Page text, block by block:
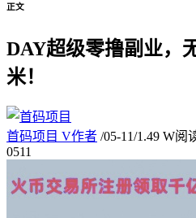
正文
DAY超级零撸副业，
米！
首码项目 V作者 /05-11/1.49 W阅
0511